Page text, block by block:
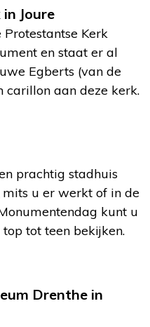
Joure
Kerk
en staat er al
Egberts (van de
carillon aan deze kerk.
prachtig stadhuis
u er werkt of in de
kunt u
tot teen bekijken.
Drenthe in